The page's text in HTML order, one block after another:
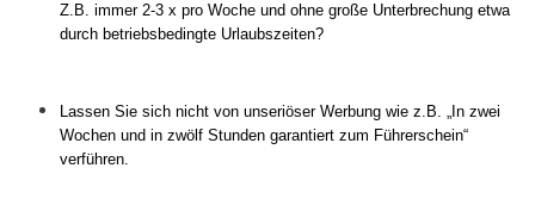
Z.B. immer 2-3 x pro Woche und ohne große Unterbrechung etwa
durch betriebsbedingte Urlaubszeiten?
Lassen Sie sich nicht von unseriöser Werbung wie z.B. „In zwei
Wochen und in zwölf Stunden garantiert zum Führerschein“
verführen.